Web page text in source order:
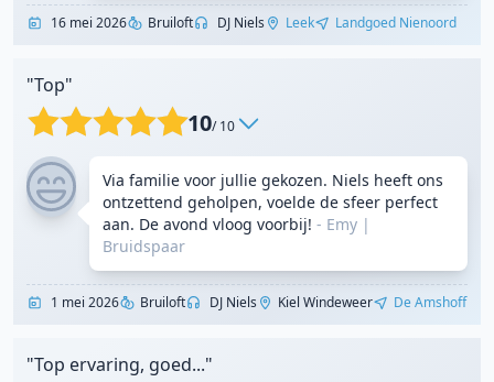
16 mei 2026 Bruiloft DJ Niels Leek Landgoed Nienoord
"Top"
10/ 10
Via familie voor jullie gekozen. Niels heeft ons
ontzettend geholpen, voelde de sfeer perfect
aan. De avond vloog voorbij! - Emy |
Bruidspaar
1 mei 2026 Bruiloft DJ Niels Kiel Windeweer De Amshoff
"Top ervaring, goed..."